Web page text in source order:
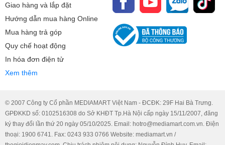
Giao hàng và lắp đặt
Hướng dẫn mua hàng Online
Mua hàng trả góp
Quy chế hoạt động
In hóa đơn điện tử
Xem thêm
© 2007 Công ty Cổ phần MEDIAMART Việt Nam - ĐCĐK: 29F Hai Bà Trưng.
GPĐKKD số: 0102516308 do Sở KHĐT Tp.Hà Nội cấp ngày 15/11/2007, đăng
ký thay đổi lần thứ 20 ngày 05/10/2025. Email: hotro@mediamart.com.vn. Điện
thoại: 1900 6741. Fax: 0243 933 0766 Website: mediamart.vn /